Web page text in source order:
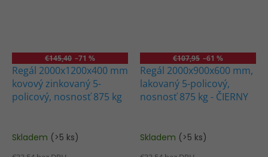
€145,40 –71 %
Regál 2000x1200x400 mm
kovový zinkovaný 5-
policový, nosnosť 875 kg
Skladem (>5 ks)
€107,95 –61 %
Regál 2000x900x600 mm,
lakovaný 5-policový,
nosnosť 875 kg - ČIERNY
Skladem (>5 ks)